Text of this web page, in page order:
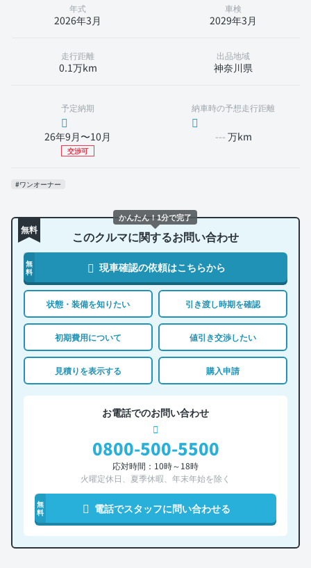
年式
2026年3月
車検
2029年3月
走行距離
0.1万km
出品地域
神奈川県
予定納期
26年9月〜10月
交渉可
納車時の予想走行距離
--- 万km
#ワンオーナー
無料 このクルマに関するお問い合わせ
無
料
現車確認の依頼はこちらから
状態・装備を知りたい 引き渡し時期を確認
初期費用について 値引き交渉したい
見積りを表示する 購入申請
お電話でのお問い合わせ
0800-500-5500
応対時間：10時～18時
火曜定休日、夏季休暇、年末年始を除く
無
料
電話でスタッフに問い合わせる
かんたん！1分で完了